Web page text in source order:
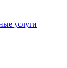
услуги